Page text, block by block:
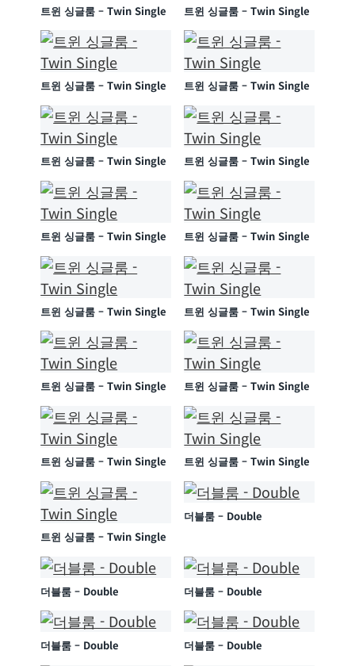
트윈 싱글룸 – Twin Single 트윈 싱글룸 – Twin Single
트윈 싱글룸 – Twin Single 트윈 싱글룸 – Twin Single
트윈 싱글룸 – Twin Single 트윈 싱글룸 – Twin Single
트윈 싱글룸 – Twin Single 트윈 싱글룸 – Twin Single
트윈 싱글룸 – Twin Single 트윈 싱글룸 – Twin Single
트윈 싱글룸 – Twin Single 트윈 싱글룸 – Twin Single
트윈 싱글룸 – Twin Single 트윈 싱글룸 – Twin Single
트윈 싱글룸 – Twin Single
더블룸 – Double
더블룸 – Double 더블룸 – Double
더블룸 – Double 더블룸 – Double